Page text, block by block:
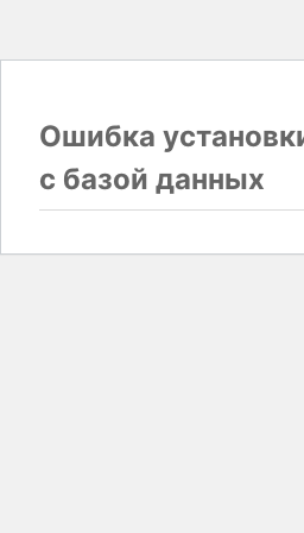
Ошибка
с базой данных